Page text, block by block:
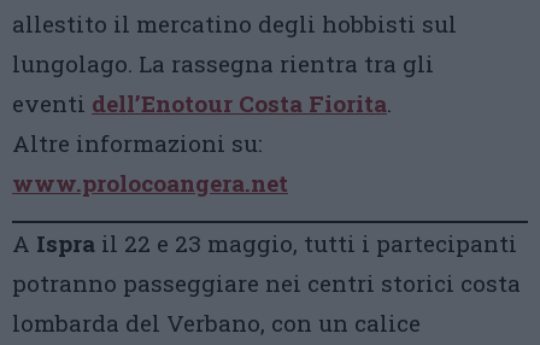
allestito il mercatino degli hobbisti sul
lungolago. La rassegna rientra tra gli
eventi dell’Enotour Costa Fiorita.
Altre informazioni su:
www.prolocoangera.net
A Ispra il 22 e 23 maggio, tutti i partecipanti
potranno passeggiare nei centri storici costa
lombarda del Verbano, con un calice